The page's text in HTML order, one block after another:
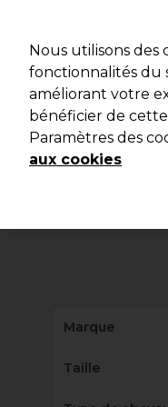
Marques Bons
Marque
Taille
Nous utilisons
fonctionnalités du
améliorant votre
bénéficier de
Paramètres des
aux cookies